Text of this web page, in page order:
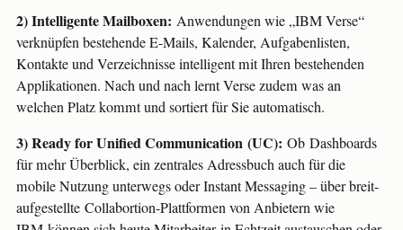
2) Intelligente Mailboxen: Anwendungen wie „IBM Verse“
verknüpfen bestehende E-Mails, Kalender, Aufgabenlisten,
Kontakte und Verzeichnisse intelligent mit Ihren bestehenden
Applikationen. Nach und nach lernt Verse zudem was an
welchen Platz kommt und sortiert für Sie automatisch.
3) Ready for Unified Communication (UC):Ob Dashboards
für mehr Überblick, ein zentrales Adressbuch auch für die
mobile Nutzung unterwegs oder Instant Messaging – über breit-
aufgestellte Collabortion-Plattformen von Anbietern wie